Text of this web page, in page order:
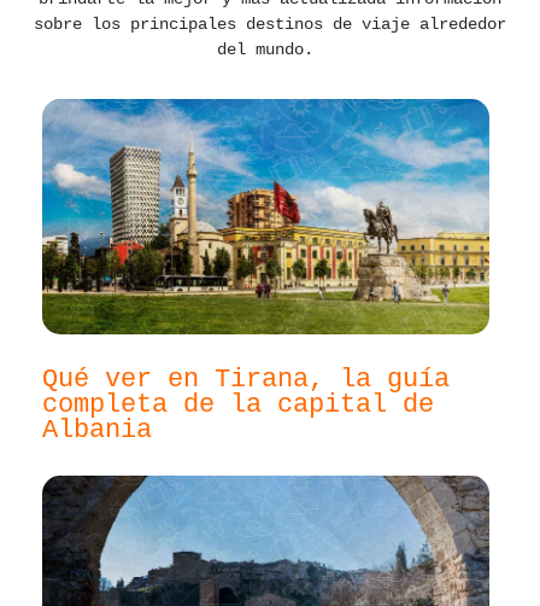
sobre los principales destinos de viaje alrededor
del mundo.
Qué ver en Tirana, la guía
completa de la capital de
Albania